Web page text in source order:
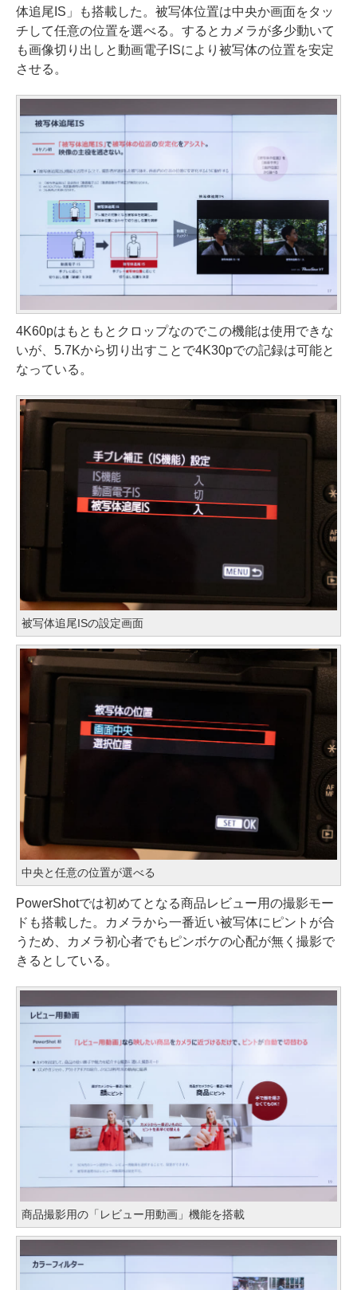
体追尾IS」も搭載した。被写体位置は中央か画面をタッ
チして任意の位置を選べる。するとカメラが多少動いて
も画像切り出しと動画電子ISにより被写体の位置を安定
させる。
4K60pはもともとクロップなのでこの機能は使用できな
いが、5.7Kから切り出すことで4K30pでの記録は可能と
なっている。
被写体追尾ISの設定画面
中央と任意の位置が選べる
PowerShotでは初めてとなる商品レビュー用の撮影モー
ドも搭載した。カメラから一番近い被写体にピントが合
うため、カメラ初心者でもピンボケの心配が無く撮影で
きるとしている。
商品撮影用の「レビュー用動画」機能を搭載